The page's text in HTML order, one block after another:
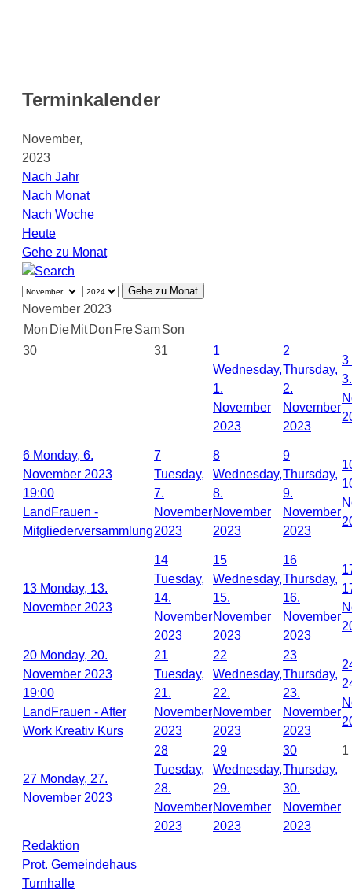
Terminkalender
November,
2023
Nach Jahr
Nach Monat
Nach Woche
Heute
Gehe zu Monat
Gehe zu Monat
November 2023
Mon Die Mit Don FreSamSon
30
31
1
Wednesday,
1.
November
2023
2
Thursday,
2.
November
2023
3
3.
6 Monday, 6.
November 2023
19:00
LandFrauen -
Mitgliederversammlung
7
Tuesday,
7.
November
2023
8
Wednesday,
8.
November
2023
9
Thursday,
9.
November
2023
13 Monday, 13.
November 2023
14
Tuesday,
14.
November
2023
15
Wednesday,
15.
November
2023
16
Thursday,
16.
November
2023
20 Monday, 20.
November 2023
19:00
LandFrauen - After
Work Kreativ Kurs
21
Tuesday,
21.
November
2023
22
Wednesday,
22.
November
2023
23
Thursday,
23.
November
2023
27 Monday, 27.
November 2023
28
Tuesday,
28.
November
2023
29
Wednesday,
29.
November
2023
30
Thursday,
30.
November
2023
1
Redaktion
Prot. Gemeindehaus
Turnhalle